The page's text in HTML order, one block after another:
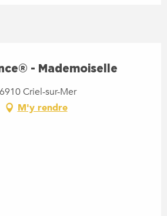
- Mademoiselle
Criel-sur-Mer
M'y rendre